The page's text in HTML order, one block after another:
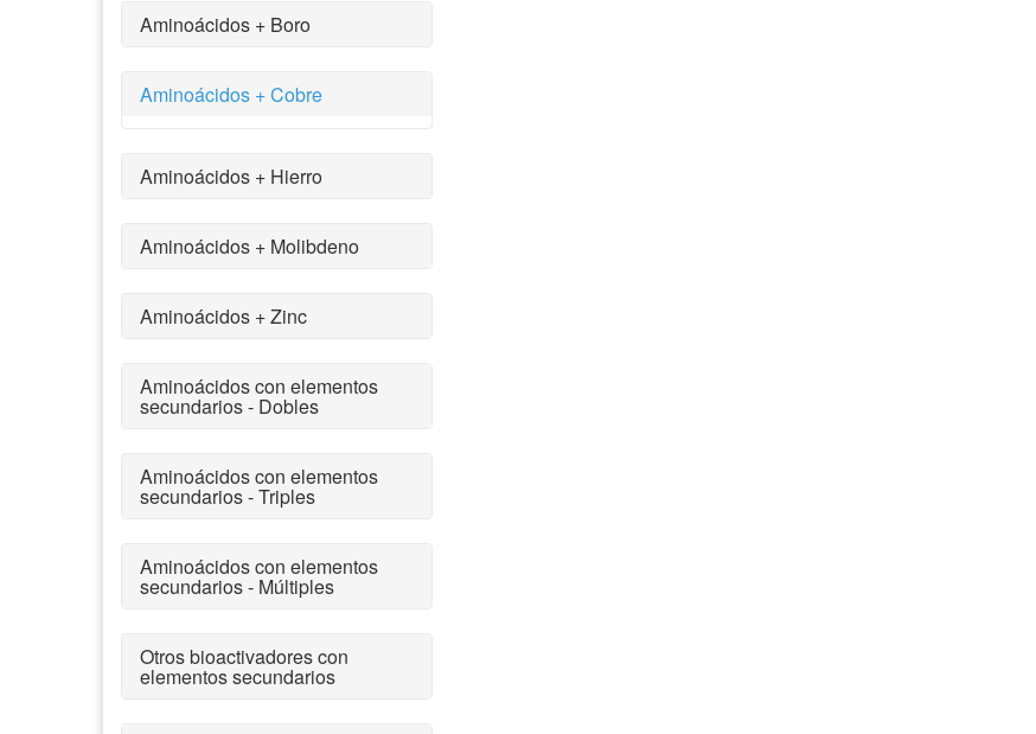
Aminoácidos + Boro
Aminoácidos + Cobre
Aminoácidos + Hierro
Aminoácidos + Molibdeno
Aminoácidos + Zinc
Aminoácidos con elementos
secundarios - Dobles
Aminoácidos con elementos
secundarios - Triples
Aminoácidos con elementos
secundarios - Múltiples
Otros bioactivadores con
elementos secundarios